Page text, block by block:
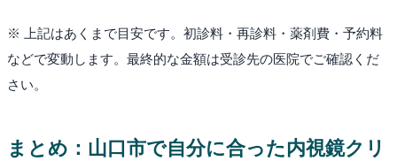
※ 上記はあくまで目安です。初診料・再診料・薬剤費・予約料
などで変動します。最終的な金額は受診先の医院でご確認くだ
さい。
まとめ： 山口市で自分に合った内視鏡クリ